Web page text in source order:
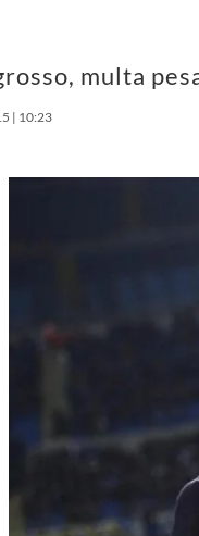
multa
| 10:23